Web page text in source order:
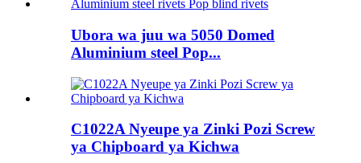
Ubora wa juu wa 5050 Domed
Aluminium steel Pop...
C1022A Nyeupe ya Zinki Pozi Screw
ya Chipboard ya Kichwa